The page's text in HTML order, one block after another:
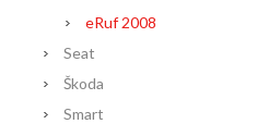
eRuf 2008
Seat
Škoda
Smart